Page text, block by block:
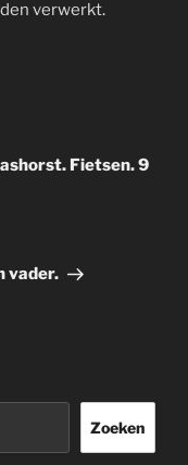
verwerkt.
Fietsen. 9
vader.
Zoeken